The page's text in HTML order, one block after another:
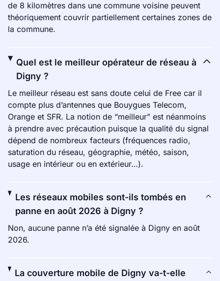
de 8 kilomètres dans une commune voisine peuvent
théoriquement couvrir partiellement certaines zones de
la commune.
Quel est le meilleur opérateur de réseau à
Digny ?
Le meilleur réseau est sans doute celui de Free car il
compte plus d’antennes que Bouygues Telecom,
Orange et SFR. La notion de “meilleur” est néanmoins
à prendre avec précaution puisque la qualité du signal
dépend de nombreux facteurs (fréquences radio,
saturation du réseau, géographie, météo, saison,
usage en intérieur ou en extérieur…).
Les réseaux mobiles sont-ils tombés en
panne en août 2026 à Digny ?
Non, aucune panne n’a été signalée à Digny en août
2026.
La couverture mobile de Digny va-t-elle